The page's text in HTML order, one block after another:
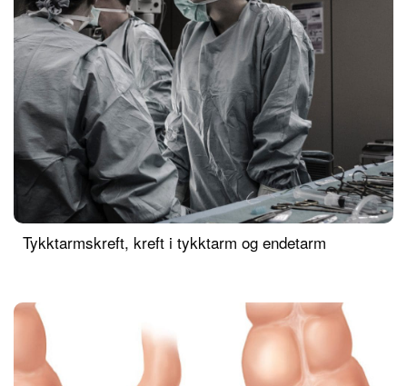
Tykktarmskreft, kreft i tykktarm og endetarm